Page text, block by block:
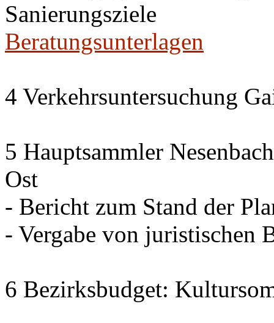
Sanierungsziele
Beratungsunterlagen
4 Verkehrsuntersuchung
5 Hauptsammler
Ost
- Bericht zum Stand der
- Vergabe von juristischen
6 Bezirksbudget: